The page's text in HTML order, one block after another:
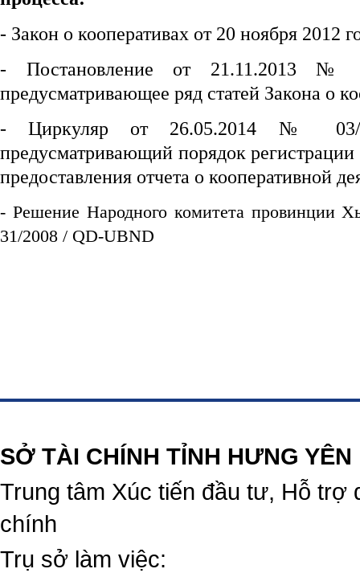
- Закон о кооперативах от 20 ноября 2012
- Постановление от 21.11.2013 №
предусматривающее ряд статей Закона о
- Циркуляр от 26.05.2014 № 03/
предусматривающий порядок
предоставления отчета о кооперативной
- Решение Народного комитета провинции
31/2008 / QD-UBND
SỞ TÀI CHÍNH TỈNH HƯNG YÊN
Trung tâm Xúc tiến đầu tư, Hỗ trợ
chính
Trụ sở làm việc: